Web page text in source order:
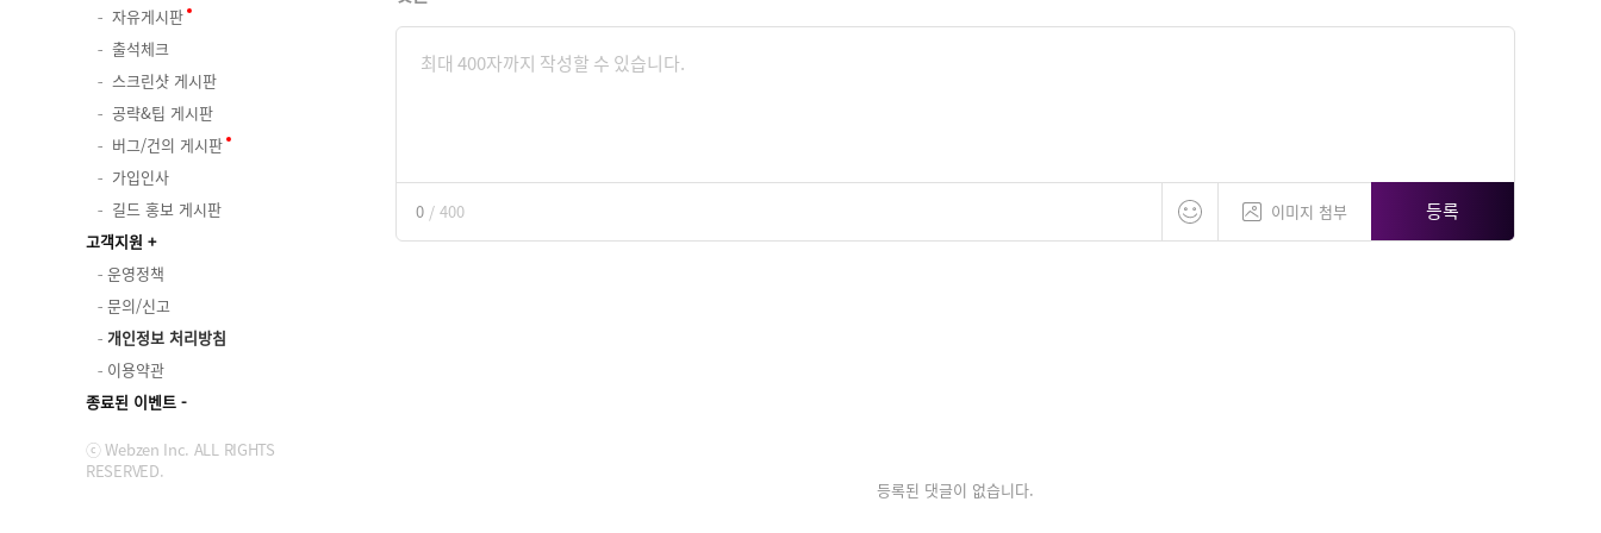
자유게시판
출석체크
스크린샷 게시판
공략&팁 게시판
버그/건의 게시판
가입인사
길드 홍보 게시판
고객지원
운영정책
문의/신고
개인정보 처리방침
이용약관
종료된 이벤트
ⓒ Webzen Inc. ALL RIGHTS
RESERVED.
0 / 400 이미지 첨부 등록
등록된 댓글이 없습니다.